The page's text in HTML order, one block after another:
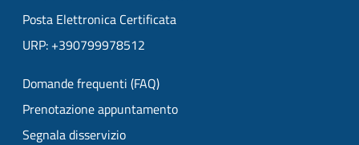
Posta Elettronica Certificata
URP: +390799978512
Domande frequenti (FAQ)
Prenotazione appuntamento
Segnala disservizio